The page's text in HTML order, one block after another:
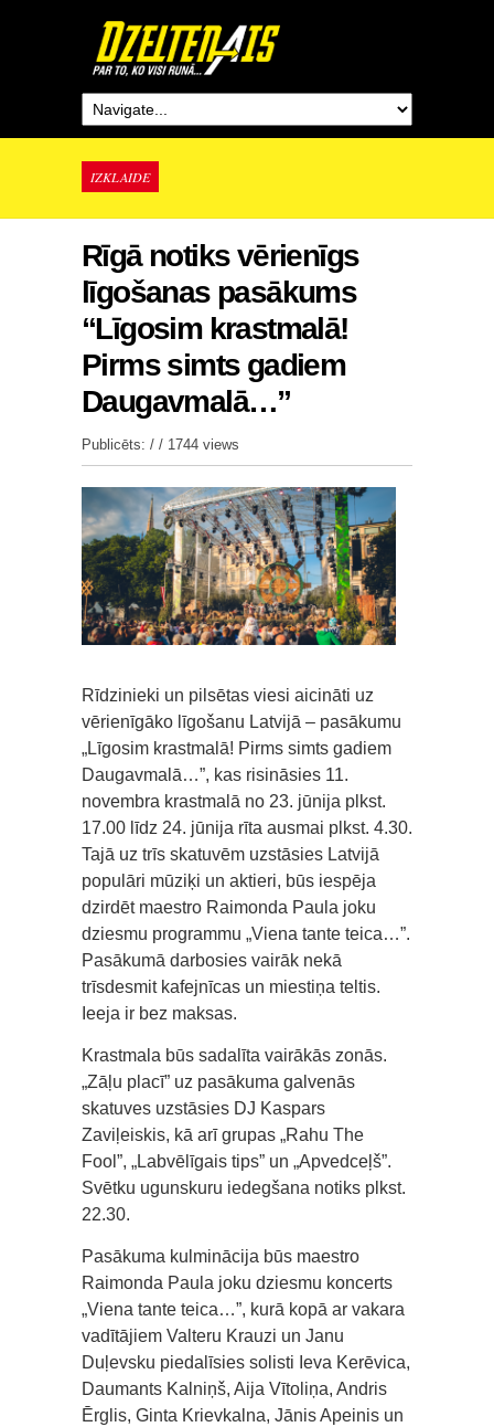
IZKLAIDE
Rīgā notiks vērienīgs
līgošanas pasākums
“Līgosim krastmalā!
Pirms simts gadiem
Daugavmalā…”
Publicēts: / / 1744 views
Rīdzinieki un pilsētas viesi aicināti uz
vērienīgāko līgošanu Latvijā – pasākumu
„Līgosim krastmalā! Pirms simts gadiem
Daugavmalā…”, kas risināsies 11.
novembra krastmalā no 23. jūnija plkst.
17.00 līdz 24. jūnija rīta ausmai plkst. 4.30.
Tajā uz trīs skatuvēm uzstāsies Latvijā
populāri mūziķi un aktieri, būs iespēja
dzirdēt maestro Raimonda Paula joku
dziesmu programmu „Viena tante teica…”.
Pasākumā darbosies vairāk nekā
trīsdesmit kafejnīcas un miestiņa teltis.
Ieeja ir bez maksas.
Krastmala būs sadalīta vairākās zonās.
„Zāļu placī” uz pasākuma galvenās
skatuves uzstāsies DJ Kaspars
Zaviļeiskis, kā arī grupas „Rahu The
Fool”, „Labvēlīgais tips” un „Apvedceļš”.
Svētku ugunskuru iedegšana notiks plkst.
22.30.
Pasākuma kulminācija būs maestro
Raimonda Paula joku dziesmu koncerts
„Viena tante teica…”, kurā kopā ar vakara
vadītājiem Valteru Krauzi un Janu
Duļevsku piedalīsies solisti Ieva Kerēvica,
Daumants Kalniņš, Aija Vītoliņa, Andris
Ērglis, Ginta Krievkalna, Jānis Apeinis un